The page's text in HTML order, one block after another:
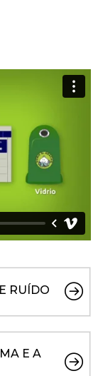
RUÍDO
E A